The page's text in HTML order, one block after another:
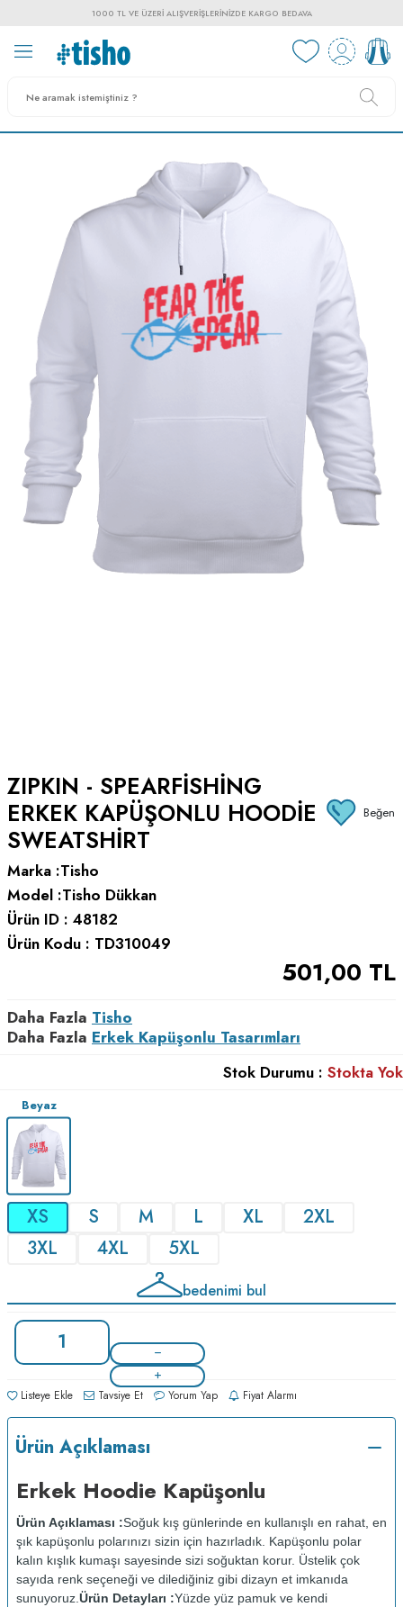
1000 TL VE ÜZERI ALIŞVERIŞLERINIZDE KARGO BEDAVA
ZIPKIN - SPEARFISHING
ERKEK KAPÜŞONLU HOODIE
SWEATSHIRT
Beğen
Marka :Tisho
Model :Tisho Dükkan
Ürün ID : 48182
Ürün Kodu : TD310049
501,00 TL
Daha Fazla Tisho
Daha Fazla Erkek Kapüşonlu Tasarımları
Stok Durumu : Stokta Yok
Beyaz
XS S M L XL
2XL
3XL
4XL 5XL
bedenimi bul
Listeye Ekle Tavsiye Et Yorum Yap Fiyat Alarmı
Ürün Açıklaması
Erkek Hoodie Kapüşonlu
Ürün Açıklaması :Soğuk kış günlerinde en kullanışlı en rahat, en
şık kapüşonlu polarınızı sizin için hazırladık. Kapüşonlu polar
kalın kışlık kumaşı sayesinde sizi soğuktan korur. Üstelik çok
sayıda renk seçeneği ve dilediğiniz gibi dizayn et imkanıda
sunuyoruz. Ürün Detayları :Yüzde yüz pamuk ve kendi